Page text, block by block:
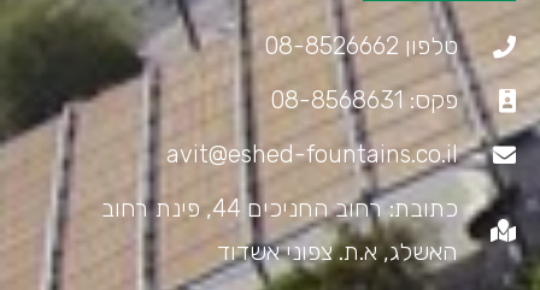
טלפון 08-8526662
פקס: 08-8568631
avit@eshed-fountains.co.il
כתובת: רחוב החניכים 44, פינת רחוב
האשלג, א.ת. צפוני אשדוד